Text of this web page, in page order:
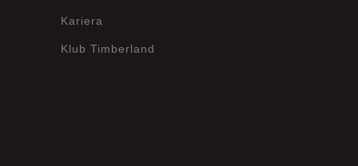
Kariera
Klub Timberland